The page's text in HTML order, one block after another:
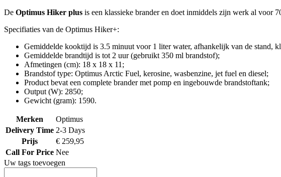
De Optimus Hiker plus is een klassieke brander en doet inmiddels zijn werk al voor
Specifiaties van de Optimus Hiker+:
Gemiddelde kooktijd is 3.5 minuut voor 1 liter water, afhankelijk van de stand,
Gemiddelde brandtijd is tot 2 uur (gebruikt 350 ml brandstof);
Afmetingen (cm): 18 x 18 x 11;
Brandstof type: Optimus Arctic Fuel, kerosine, wasbenzine, jet fuel en diesel;
Product bevat een complete brander met pomp en ingebouwde brandstoftank;
Output (W): 2850;
Gewicht (gram): 1590.
Merken
Optimus
Delivery Time 2-3 Days
Prijs
€ 259,95
Call For Price Nee
Uw tags toevoegen